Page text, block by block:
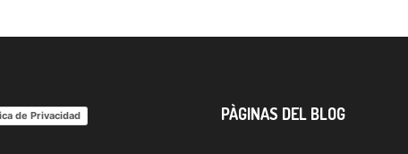
de Privacidad PÀGINAS DEL BLOG